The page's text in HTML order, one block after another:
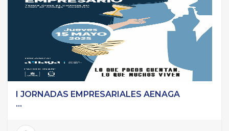
I JORNADAS EMPRESARIALES AENAGA
...